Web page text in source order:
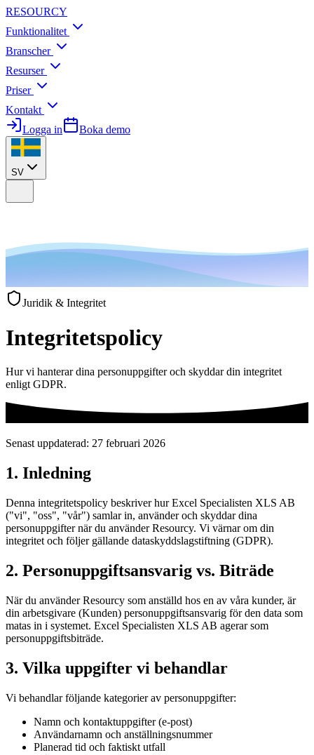
RESOURCY
Funktionalitet
Branscher
Resurser
Priser
Kontakt
Logga in
Boka demo
SV
Juridik & Integritet
Integritetspolicy
Hur vi hanterar dina personuppgifter och skyddar din integritet
enligt GDPR.
Senast uppdaterad: 27 februari 2026
1. Inledning
Denna integritetspolicy beskriver hur Excel Specialisten XLS AB
("vi", "oss", "vår") samlar in, använder och skyddar dina
personuppgifter när du använder Resourcy. Vi värnar om din
integritet och följer gällande dataskyddslagstiftning (GDPR).
2. Personuppgiftsansvarig vs. Biträde
När du använder Resourcy som anställd hos en av våra kunder, är
din arbetsgivare (Kunden) personuppgiftsansvarig för den data som
matas in i systemet. Excel Specialisten XLS AB agerar som
personuppgiftsbiträde.
3. Vilka uppgifter vi behandlar
Vi behandlar följande kategorier av personuppgifter:
Namn och kontaktuppgifter (e-post)
Användarnamn och anställningsnummer
Planerad tid och faktiskt utfall